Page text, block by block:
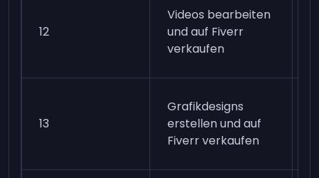
12
Videos bearbeiten
und auf Fiverr
verkaufen
13
Grafikdesigns
erstellen und auf
Fiverr verkaufen